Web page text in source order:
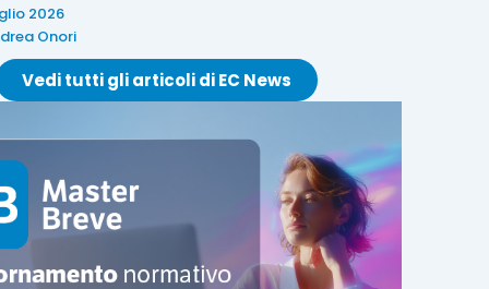
2026
Onori
Vedi tutti gli articoli di EC News